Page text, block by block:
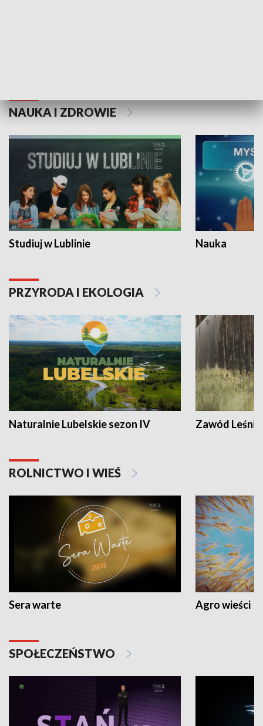
NAUKA I ZDROWIE
Studiuj w Lublinie Nauka
PRZYRODA I EKOLOGIA
Naturalnie Lubelskie sezon IV Zawód Leśnik
ROLNICTWO I WIEŚ
Sera warte Agro wieści
SPOŁECZEŃSTWO